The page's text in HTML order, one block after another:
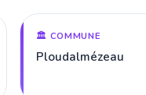
🏛️ COMMUNE
Ploudalmézeau